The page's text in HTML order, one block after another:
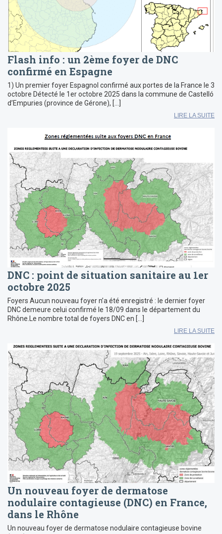
Flash info : un 2ème foyer de DNC
confirmé en Espagne
1) Un premier foyer Espagnol confirmé aux portes de la France le 3
octobre Détecté le 1er octobre 2025 dans la commune de Castelló
d’Empuries (province de Gérone), […]
LIRE LA SUITE
DNC : point de situation sanitaire au 1er
octobre 2025
Foyers Aucun nouveau foyer n’a été enregistré : le dernier foyer
DNC demeure celui confirmé le 18/09 dans le département du
Rhône.Le nombre total de foyers DNC en […]
LIRE LA SUITE
Un nouveau foyer de dermatose
nodulaire contagieuse (DNC) en France,
dans le Rhône
Un nouveau foyer de dermatose nodulaire contagieuse bovine